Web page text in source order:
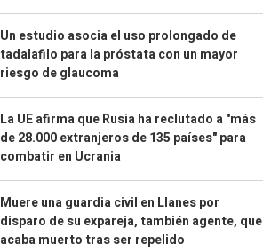
Un estudio asocia el uso prolongado de
tadalafilo para la próstata con un mayor
riesgo de glaucoma
La UE afirma que Rusia ha reclutado a "más
de 28.000 extranjeros de 135 países" para
combatir en Ucrania
Muere una guardia civil en Llanes por
disparo de su expareja, también agente, que
acaba muerto tras ser repelido